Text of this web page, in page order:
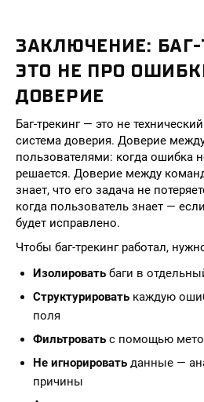
ЗАКЛЮЧЕНИЕ:
ЭТО НЕ ПРО
ДОВЕРИЕ
Баг-трекинг — это не
система доверия. Доверие
пользователями: когда ошибка
решается. Доверие между
знает, что его задача не
когда пользователь знает —
будет исправлено.
Чтобы баг-трекинг работал,
Изолировать баги в
Структурировать каждую
поля
Фильтровать с помощью
Не игнорировать данные —
причины